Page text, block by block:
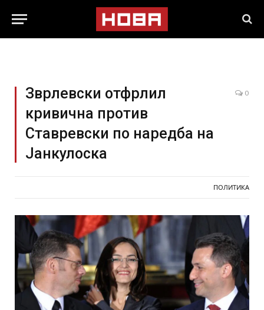
Зврлевски отфрлил
кривична против
Ставревски по наредба на
Јанкулоска
0
ПОЛИТИКА